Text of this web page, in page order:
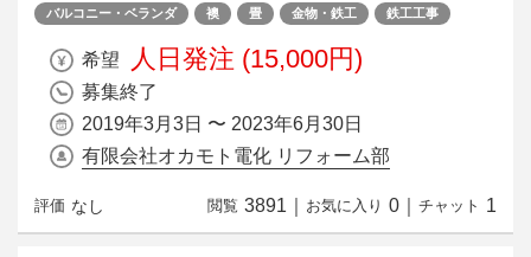
バルコニー・ベランダ
襖 畳 金物・鉄工 鉄工工事
希望 人日発注 (15,000円)
募集終了
2019年3月3日 〜 2023年6月30日
有限会社オカモト電化 リフォーム部
評価 なし 閲覧 3891 お気に入り 0 チャット 1